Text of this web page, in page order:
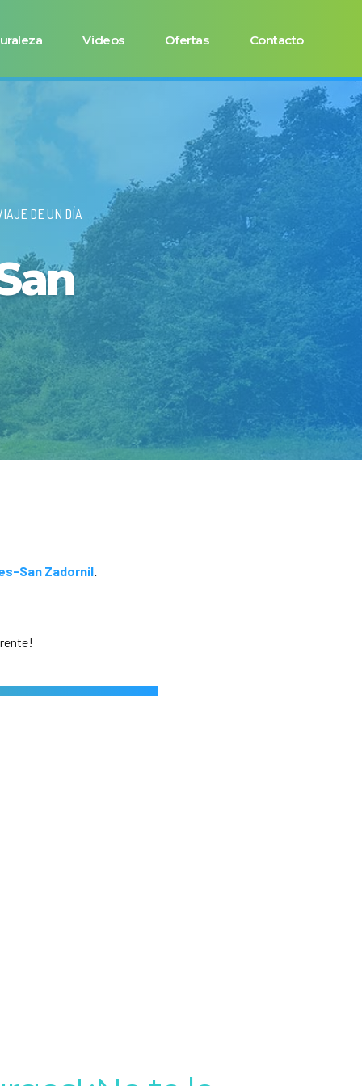
Videos Ofertas Contacto
DE UN DÍA
San Zadornil.